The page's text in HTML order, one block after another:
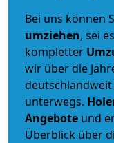
Bei uns können
umziehen, sei
kompletter
wir über die
unterwegs.
Angebote und
Überblick über